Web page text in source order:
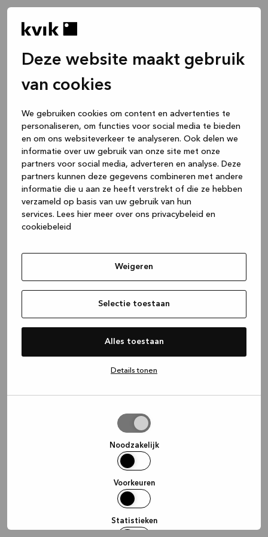
Deze website maakt gebruik
van cookies
We gebruiken cookies om content en advertenties te
personaliseren, om functies voor social media te bieden
en om ons websiteverkeer te analyseren. Ook delen we
informatie over uw gebruik van onze site met onze
partners voor social media, adverteren en analyse. Deze
partners kunnen deze gegevens combineren met andere
informatie die u aan ze heeft verstrekt of die ze hebben
verzameld op basis van uw gebruik van hun
services. Lees hier meer over ons privacybeleid en
cookiebeleid
Weigeren
Selectie toestaan
Alles toestaan
Details tonen
Noodzakelijk
Voorkeuren
Statistieken
(see the browser console for more
information).